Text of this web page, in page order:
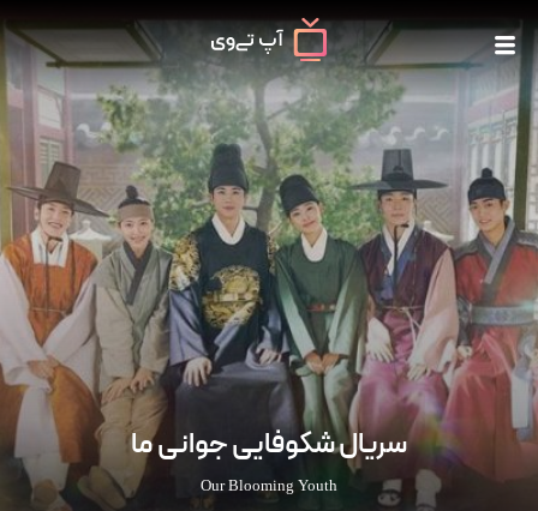
سریال شکوفایی جوانی ما
Our Blooming Youth